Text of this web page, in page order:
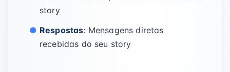
story
Respostas: Mensagens diretas
recebidas do seu story